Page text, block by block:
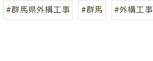
#群馬県外構工事 #群馬 #外構工事